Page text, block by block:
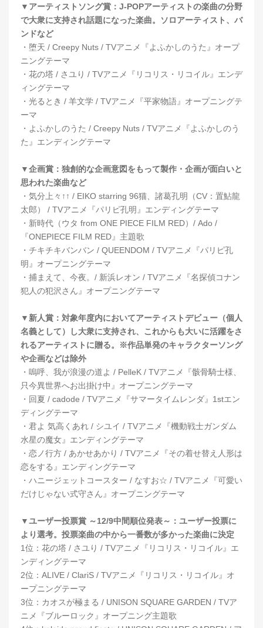
▼アーティストソング賞：J-POPアーティストの楽曲の分野
で大衆に支持され話題になった楽曲。ソロアーティスト、バ
ンドなど
・堕天 / Creepy Nuts / TVアニメ『よふかしのうた』オープ
ニングテーマ
・花の塔 / さユり / TVアニメ『リコリス・リコイル』エンデ
ィングテーマ
・光るとき / 羊文学 / TVアニメ『平家物語』オープニングテ
ーマ
・よふかしのうた / Creepy Nuts / TVアニメ『よふかしのう
た』エンディングテーマ
▼企画賞：独創的な企画意図をもって製作・企画が面白いと
思われた楽曲など
・気分上々↑↑ / EIKO starring 96猫、諸葛孔明（CV：置鮎龍
太郎） / TVアニメ『パリピ孔明』エンディングテーマ
・新時代（ウタ from ONE PIECE FILM RED）/ Ado /
『ONEPIECE FILM RED』主題歌
・チキチキバンバン / QUEENDOM / TVアニメ『パリピ孔
明』オープニングテーマ
・捕まえて、今夜。/ 新浜レオン / TVアニメ『名探偵コナン
犯人の犯沢さん』オープニングテーマ
▼新人賞：対象年度内においてアーティストデビュー（個人
名義として）し大衆に支持され、これからも大いに活躍をさ
れるアーティストに贈る。※作品単発のキャラクターソング
や企画などは除外
・嗚呼、我が浪漫の道よ / PelleK / TVアニメ『骸⾻騎⼠様、
只今異世界へお出掛け中』オープニングテーマ
・回夏 / cadode / TVアニメ『サマータイムレンダ』1stエン
ディングテーマ
・君よ 気高くあれ / シユイ / TVアニメ『機動戦士ガンダム
水星の魔女』エンディングテーマ
・恋ノ行方 / あかせあかり / TVアニメ『その着せ替え人形は
恋をする』エンディングテーマ
・ハニージェットコースター / なすお☆ / TVアニメ『可愛い
だけじゃない式守さん』オープニングテーマ
▼ユーザー投票賞 ～12/9中間順位発表～：ユーザー投票に
より選考。投票楽曲の中から一番数が多かった楽曲に決定
1位：花の塔 / さユり / TVアニメ『リコリス・リコイル』エ
ンディングテーマ
2位：ALIVE / ClariS / TVアニメ『リコリス・リコイル』オ
ープニングテーマ
3位：カオスが極まる / UNISON SQUARE GARDEN / TVア
ニメ『ブルーロック』オープニング主題歌